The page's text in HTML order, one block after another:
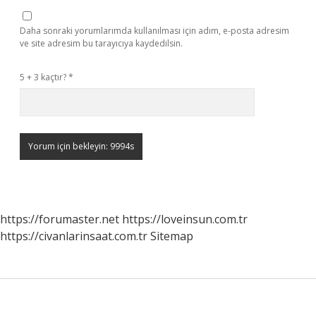
Daha sonraki yorumlarımda kullanılması için adım, e-posta adresim
ve site adresim bu tarayıcıya kaydedilsin.
5 + 3 kaçtır?*
https://forumaster.net https://loveinsun.com.tr
https://civanlarinsaat.com.trSitemap